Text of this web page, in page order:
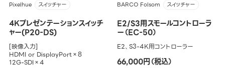
Pixelhue スイッチャー
4Kプレゼンテーションスイッチ
ャー(P20-DS)
[映像入力]
HDMI or DisplayPort×8
12G-SDI×4
BARCO Folsom スイッチャー
E2/S3用スモールコントローラ
ー（EC-50）
E2、S3-4K用コントローラー
66,000円（税込）